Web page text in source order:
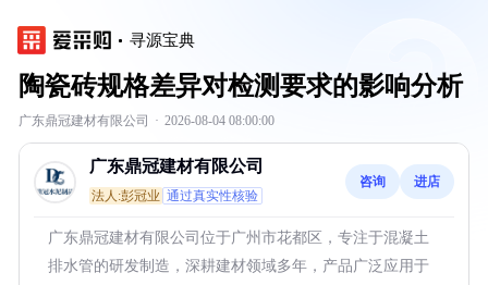
寻源宝典
陶瓷砖规格差异对检测要求的影响分析
广东鼎冠建材有限公司 · 2026-08-04 08:00:00
广东鼎冠建材有限公司
法人:彭冠业 通过真实性核验
咨询 进店
广东鼎冠建材有限公司位于广州市花都区，专注于混凝土
排水管的研发制造，深耕建材领域多年，产品广泛应用于